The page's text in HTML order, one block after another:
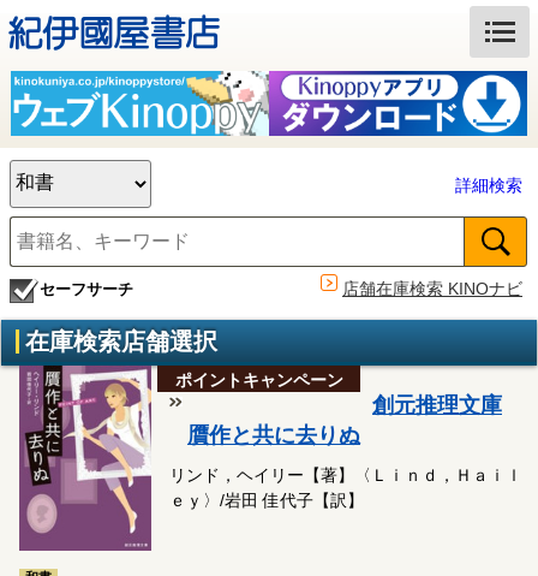
詳細検索
セーフサーチ 店舗在庫検索 KINOナビ
在庫検索店舗選択
ポイントキャンペーン
創元推理文庫
贋作と共に去りぬ
リンド，ヘイリー【著】〈Ｌｉｎｄ，Ｈａｉｌ
ｅｙ〉/岩田 佳代子【訳】